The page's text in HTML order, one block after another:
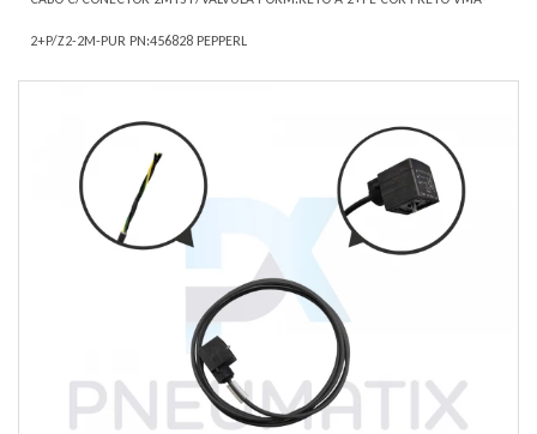
2+P/Z2-2M-PUR PN:456828 PEPPERL